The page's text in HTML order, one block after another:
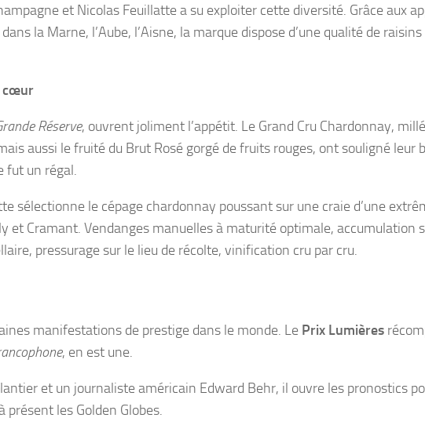
et Nicolas Feuillatte a su exploiter cette diversité. Grâce aux
la Marne, l’Aube, l’Aisne, la marque dispose d’une qualité de
cœur
Réserve, ouvrent joliment l’appétit. Le Grand Cru Chardonnay,
aussi le fruité du Brut Rosé gorgé de fruits rouges, ont souligné leur
fut un régal.
sélectionne le cépage chardonnay poussant sur une craie d’une
et Cramant. Vendanges manuelles à maturité optimale, accumulation
pressurage sur le lieu de récolte, vinification cru par cru.
manifestations de prestige dans le monde. Le Prix Lumières
, en est une.
et un journaliste américain Edward Behr, il ouvre les pronostics
présent les Golden Globes.